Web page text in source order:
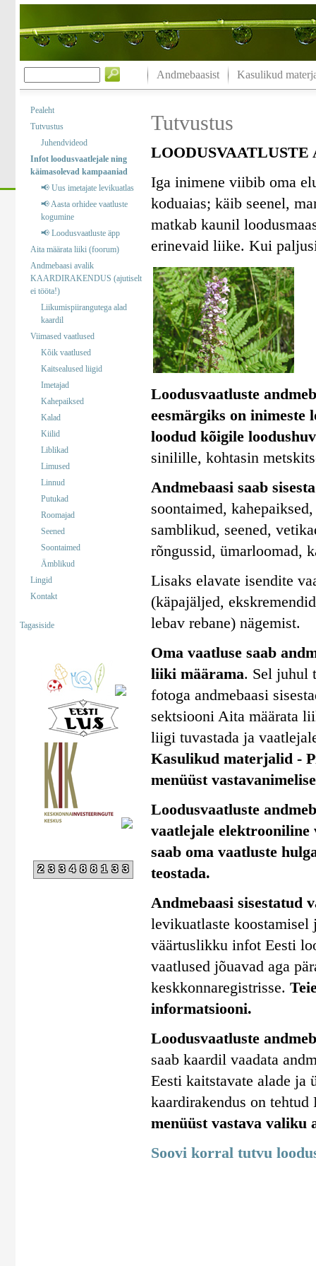
Andmebaasist Kasulikud
Pealeht
Tutvustus
Juhendvideod
Infot loodusvaatlejale ning
käimasolevad kampaaniad
📢 Uus imetajate levikuatlas
📢 Aasta orhidee vaatluste
kogumine
📢 Loodusvaatluste äpp
Aita määrata liiki (foorum)
Andmebaasi avalik
KAARDIRAKENDUS (ajutiselt
ei tööta!)
Liikumispiirangutega alad
kaardil
Viimased vaatlused
Kõik vaatlused
Kaitsealused liigid
Imetajad
Kahepaiksed
Kalad
Kiilid
Liblikad
Limused
Linnud
Putukad
Roomajad
Seened
Soontaimed
Ämblikud
Lingid
Kontakt
Tagasiside
233488133
Tutvustus
LOODUSVAATLUSTE
Iga inimene viibib oma
koduaias; käib seenel,
matkab kaunil
erinevaid liike. Kui
Loodusvaatluste
eesmärgiks on inimeste
loodud kõigile
sinilille, kohtasin
Andmebaasi saab
soontaimed,
samblikud, seened,
rõngussid, ümarloomad,
Lisaks elavate isendite
(käpajäljed,
lebav rebane) nägemist.
Oma vaatluse saab
liiki määrama. Sel juhul
fotoga andmebaasi
sektsiooni Aita määrata
liigi tuvastada ja
Kasulikud materjalid -
menüüst
Loodusvaatluste
vaatlejale
saab oma vaatluste
teostada.
Andmebaasi sisestatud
levikuatlaste koostamisel
väärtuslikku infot Eesti
vaatlused jõuavad aga
keskkonnaregistrisse.
informatsiooni.
Loodusvaatluste
saab kaardil vaadata
Eesti kaitstavate alade ja
kaardirakendus on
menüüst vastava valiku
Soovi korral tutvu